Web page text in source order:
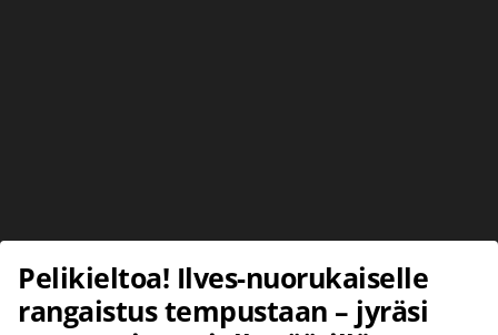
Pelikieltoa! Ilves-nuorukaiselle
rangaistus tempustaan – jyräsi